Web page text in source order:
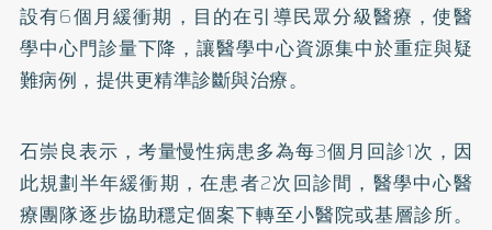
設有6個月緩衝期，目的在引導民眾分級醫療，使醫
學中心門診量下降，讓醫學中心資源集中於重症與疑
難病例，提供更精準診斷與治療。
石崇良表示，考量慢性病患多為每3個月回診1次，因
此規劃半年緩衝期，在患者2次回診間，醫學中心醫
療團隊逐步協助穩定個案下轉至小醫院或基層診所。